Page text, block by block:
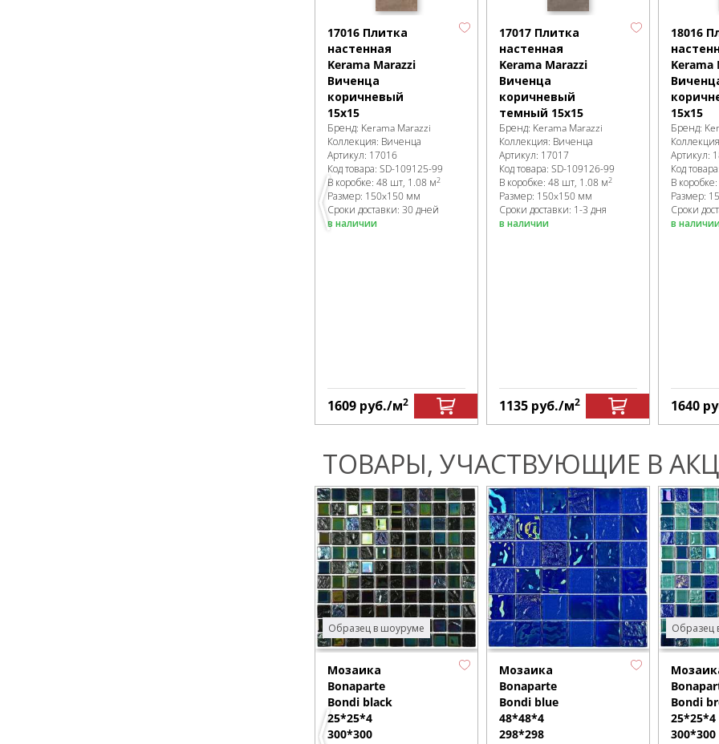
17016 Плитка
настенная
Kerama Marazzi
Виченца
коричневый
15х15
Бренд: Kerama Marazzi
Коллекция: Виченца
Артикул: 17016
Код товара: SD-109125-99
В коробке: 48 шт, 1.08 м2
Размер: 150x150 мм
Сроки доставки: 30 дней
в наличии
1609 руб./м2
17017 Плитка
настенная
Kerama Marazzi
Виченца
коричневый
темный 15х15
Бренд: Kerama Marazzi
Коллекция: Виченца
Артикул: 17017
Код товара: SD-109126-99
В коробке: 48 шт, 1.08 м2
Размер: 150x150 мм
Сроки доставки: 1-3 дня
в наличии
1135 руб./м2
18016
Kerama
15х15
Бренд:
Артикул:
Код товара:
В коробке:
Размер:
Сроки
в наличии
1640
ТОВАРЫ, УЧАСТВУЮЩИЕ В
Образец в шоуруме
Мозаика
Bonaparte
Bondi black
25*25*4
300*300
Мозаика
Bonaparte
Bondi blue
48*48*4
298*298
Образец
Bondi
25*25*4
300*300